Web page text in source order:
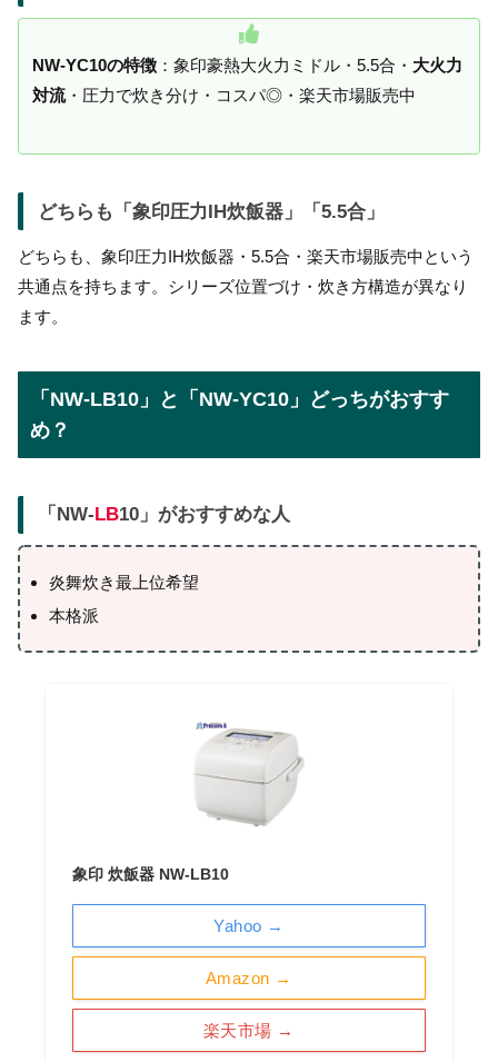
NW-YC10の特徴 ：象印豪熱大火力ミドル・5.5合・ 大火力
対流・圧力で炊き分け・コスパ◎・楽天市場販売中
どちらも「象印圧力IH炊飯器」「5.5合」
どちらも、象印圧力IH炊飯器・5.5合・楽天市場販売中という
共通点を持ちます。シリーズ位置づけ・炊き方構造が異なり
ます。
「NW-LB10」と「NW-YC10」どっちがおすす
め？
「NW- LB10」がおすすめな人
炎舞炊き最上位希望
本格派
象印 炊飯器 NW-LB10
Amazon →
楽天市場 →
Yahoo →